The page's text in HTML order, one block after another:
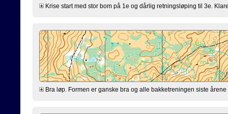
Krise start med stor bom på 1e og dårlig retningsløping til 3e.
Bra løp. Formen er ganske bra og alle bakketreningen siste